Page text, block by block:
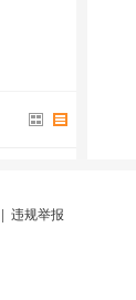
违规举报